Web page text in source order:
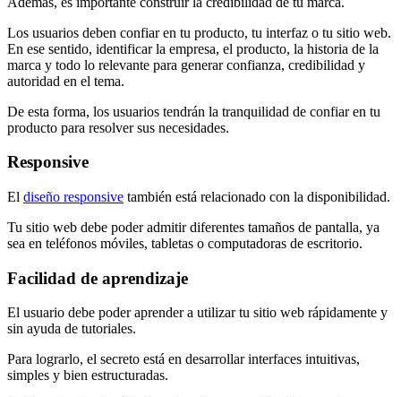
Los usuarios deben confiar en tu producto, tu interfaz o tu sitio web.
En ese sentido, identificar la empresa, el producto, la historia de la
marca y todo lo relevante para generar confianza, credibilidad y
autoridad en el tema.
De esta forma, los usuarios tendrán la tranquilidad de confiar en tu
producto para resolver sus necesidades.
Responsive
El diseño responsive también está relacionado con la disponibilidad.
Tu sitio web debe poder admitir diferentes tamaños de pantalla, ya
sea en teléfonos móviles, tabletas o computadoras de escritorio.
Facilidad de aprendizaje
El usuario debe poder aprender a utilizar tu sitio web rápidamente y
sin ayuda de tutoriales.
Para lograrlo, el secreto está en desarrollar interfaces intuitivas,
simples y bien estructuradas.